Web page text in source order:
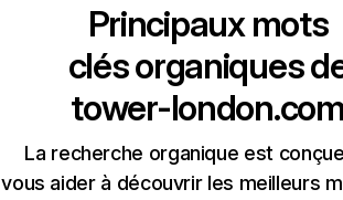
Principaux mots
clés organiques
tower-
La recherche organique est
vous aider à découvrir les meilleurs